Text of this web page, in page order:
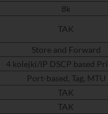
8k
TAK
Store and Forward
4 kolejki/IP DSCP based
Port-based, Tag, MTU
TAK
TAK